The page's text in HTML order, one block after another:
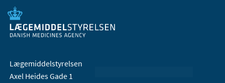
Lægemiddelstyrelsen
Axel Heides Gade 1